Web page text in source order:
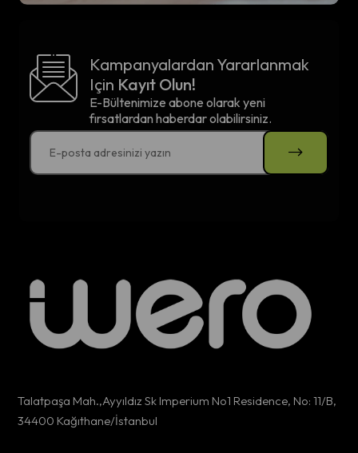
Kampanyalardan Yararlanmak
Için Kayıt Olun!
E-Bültenimize abone olarak yeni
fırsatlardan haberdar olabilirsiniz.
Talatpaşa Mah.,Ayyıldız Sk Imperium No1 Residence, No: 11/B,
34400 Kağıthane/İstanbul